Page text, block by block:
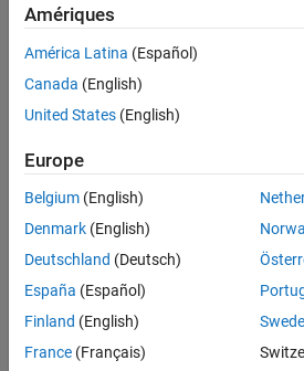
Actuellement,
aucune
offre
d'emploi
correspondant
à vos
critères
de
recherche.
Vous
pouvez
élargir
votre
Amériques
América Latina (Español)
Canada (English)
United States (English)
Europe
Belgium (English)
Denmark (English)
Deutschland (Deutsch)
España (Español)
Finland (English)
France (Français)